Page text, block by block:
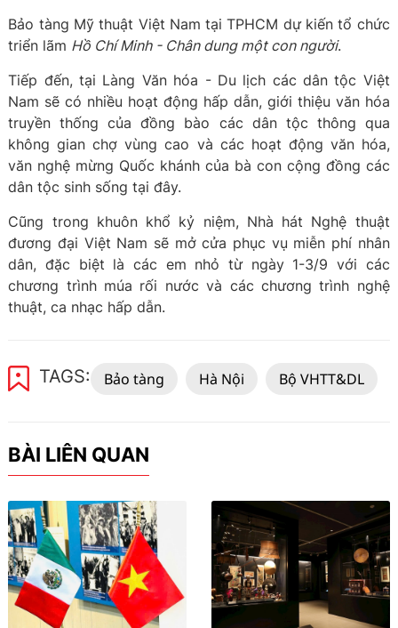
Bảo tàng Mỹ thuật Việt Nam tại TPHCM dự kiến tổ chức
triển lãm Hồ Chí Minh - Chân dung một con người.
Tiếp đến, tại Làng Văn hóa - Du lịch các dân tộc Việt
Nam sẽ có nhiều hoạt động hấp dẫn, giới thiệu văn hóa
truyền thống của đồng bào các dân tộc thông qua
không gian chợ vùng cao và các hoạt động văn hóa,
văn nghệ mừng Quốc khánh của bà con cộng đồng các
dân tộc sinh sống tại đây.
Cũng trong khuôn khổ kỷ niệm, Nhà hát Nghệ thuật
đương đại Việt Nam sẽ mở cửa phục vụ miễn phí nhân
dân, đặc biệt là các em nhỏ từ ngày 1-3/9 với các
chương trình múa rối nước và các chương trình nghệ
thuật, ca nhạc hấp dẫn.
TAGS: Bảo tàng Hà Nội Bộ VHTT&DL
BÀI LIÊN QUAN